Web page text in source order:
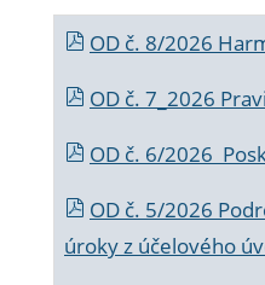
OD č. 8/2026
OD č. 7_2026
OD č. 6/2026
OD č. 5/2026
úroky z účelového